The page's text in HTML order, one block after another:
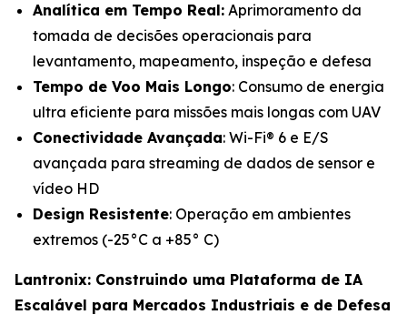
Analítica em Tempo Real: Aprimoramento da
tomada de decisões operacionais para
levantamento, mapeamento, inspeção e defesa
Tempo de Voo Mais Longo: Consumo de energia
ultra eficiente para missões mais longas com UAV
Conectividade Avançada: Wi-Fi® 6 e E/S
avançada para streaming de dados de sensor e
vídeo HD
Design Resistente: Operação em ambientes
extremos (-25°C a +85° C)
Lantronix: Construindo uma Plataforma de IA
Escalável para Mercados Industriais e de Defesa